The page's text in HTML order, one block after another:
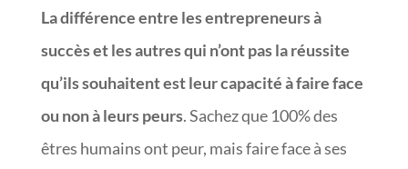
La différence entre les entrepreneurs à
succès et les autres qui n’ont pas la réussite
qu’ils souhaitent est leur capacité à faire face
ou non à leurs peurs. Sachez que 100% des
êtres humains ont peur, mais faire face à ses